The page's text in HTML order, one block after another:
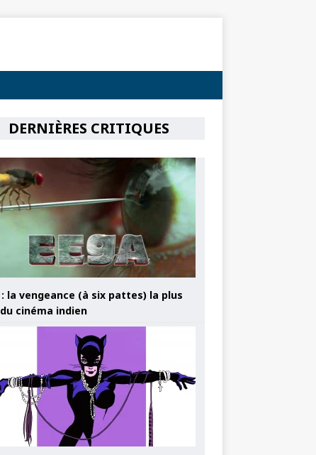
DERNIÈRES CRITIQUES
: la vengeance (à six pattes) la plus
cinéma indien